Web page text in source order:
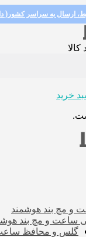
ارسال به سراسر کشور(
خرید
و مچ بند هوشمند
ساعت و مچ بند
گلس و محافظ